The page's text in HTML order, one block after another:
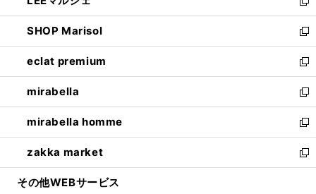
開
く
ウ
で
開
く
ン
ド
ウ
で
開
く
い
ウ
ィ
ン
ド
ウ
で
開
く
新
し
い
ウ
ィ
ン
ド
ウ
で
開
く
SHOP Marisol
新
し
い
ウ
ィ
ン
ド
ウ
で
開
eclat premium
新
し
い
ウ
ィ
ン
ド
ウ
mirabella
新
し
い
ウ
ィ
ン
mirabella homme
新
し
い
ウ
zakka market
新
し
その他WEBサービス